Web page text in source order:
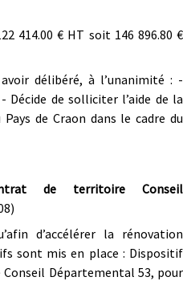
414.00 € HT soit 146 896.80 €
délibéré, à l’unanimité : -
Décide de solliciter l’aide de la
de Craon dans le cadre du
de territoire Conseil
d’accélérer la rénovation
sont mis en place : Dispositif
Départemental 53, pour